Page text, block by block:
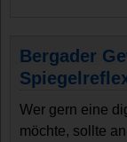
Bergader
Wer gern eine
möchte, sollte